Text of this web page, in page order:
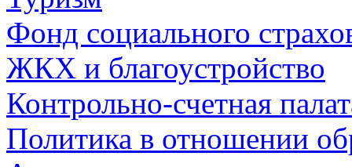
Фонд социального
ЖКХ и благоустройство
Контрольно-счетная
Политика в отношении